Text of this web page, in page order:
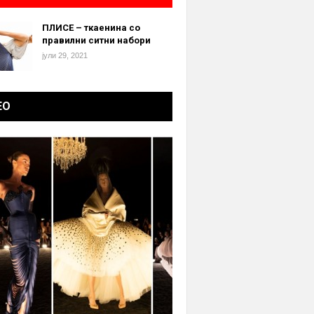
ПЛИСЕ – ткаенина со
правилни ситни набори
јули 29, 2021